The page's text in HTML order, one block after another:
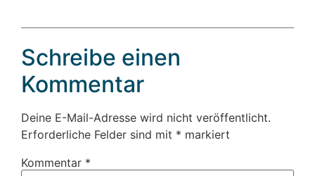
Schreibe einen
Kommentar
Deine E-Mail-Adresse wird nicht veröffentlicht.
Erforderliche Felder sind mit * markiert
Kommentar *